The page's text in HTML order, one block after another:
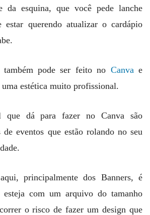
da esquina, que você pede lanche
estar querendo atualizar o cardápio
pode ser feito no Canva e
estética muito profissional.
que dá para fazer no Canva são
de eventos que estão rolando no seu
principalmente dos Banners, é
esteja com um arquivo do tamanho
o risco de fazer um design que